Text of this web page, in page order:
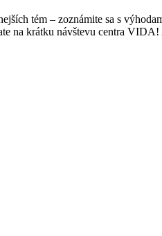
tém – zoznámite sa s
na krátku návštevu centra VIDA!